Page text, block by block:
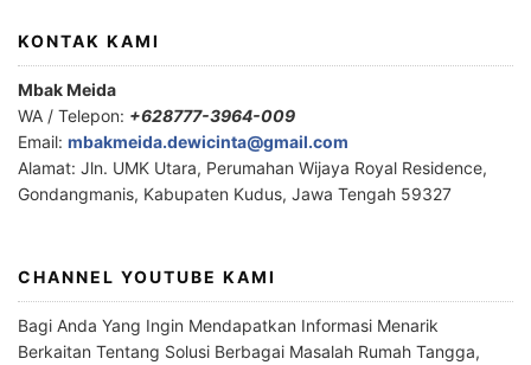
KONTAK KAMI
Mbak Meida
WA / Telepon: +628777-3964-009
Email: mbakmeida.dewicinta@gmail.com
Alamat: Jln. UMK Utara, Perumahan Wijaya Royal Residence,
Gondangmanis, Kabupaten Kudus, Jawa Tengah 59327
CHANNEL YOUTUBE KAMI
Bagi Anda Yang Ingin Mendapatkan Informasi Menarik
Berkaitan Tentang Solusi Berbagai Masalah Rumah Tangga,